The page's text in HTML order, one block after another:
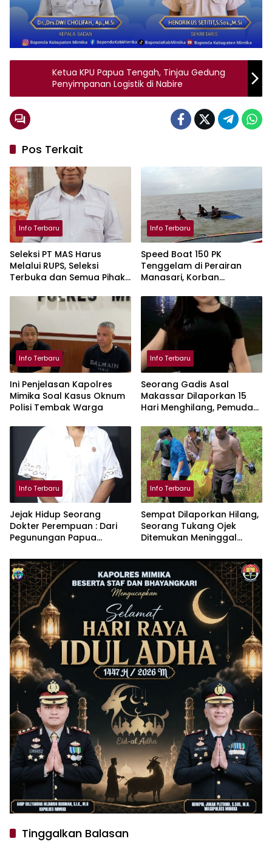
Ketua KPU Papua Tengah, Tinjau Gedung
Penyimpanan Logistik di Nabire
Pos Terkait
Info Terbaru
Seleksi PT MAS Harus
Melalui RUPS, Seleksi
Terbuka dan Semua Pihak
Info Terbaru
Speed Boat 150 PK
Tenggelam di Perairan
Manasari, Korban
Info Terbaru
Ini Penjelasan Kapolres
Mimika Soal Kasus Oknum
Polisi Tembak Warga
Info Terbaru
Seorang Gadis Asal
Makassar Dilaporkan 15
Hari Menghilang, Pemuda
Atensi Khusus
Info Terbaru
Jejak Hidup Seorang
Dokter Perempuan : Dari
Pegunungan Papua
Malaria
Info Terbaru
Sempat Dilaporkan Hilang,
Seorang Tukang Ojek
Ditemukan Meninggal
Kum di Timika
Tinggalkan Balasan